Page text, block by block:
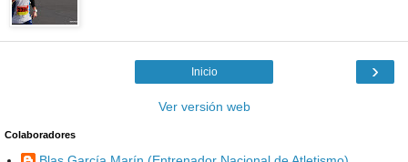
›
Inicio
Ver versión web
Colaboradores